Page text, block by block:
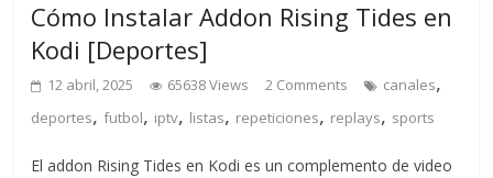
Cómo Instalar Addon Rising Tides en
Kodi [Deportes]
12 abril, 2025 65638 Views 2 Comments canales,
deportes,futbol, iptv, listas, repeticiones, replays, sports
El addon Rising Tides en Kodi es un complemento de video